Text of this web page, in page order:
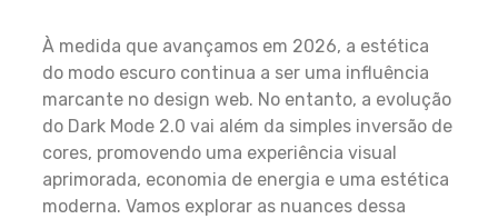
À medida que avançamos em 2026, a estética
do modo escuro continua a ser uma influência
marcante no design web. No entanto, a evolução
do Dark Mode 2.0 vai além da simples inversão de
cores, promovendo uma experiência visual
aprimorada, economia de energia e uma estética
moderna. Vamos explorar as nuances dessa